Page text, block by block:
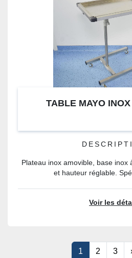
TABLE MAYO
Plateau inox amovible, base
et hauteur réglable.
Voir les
1 2 3